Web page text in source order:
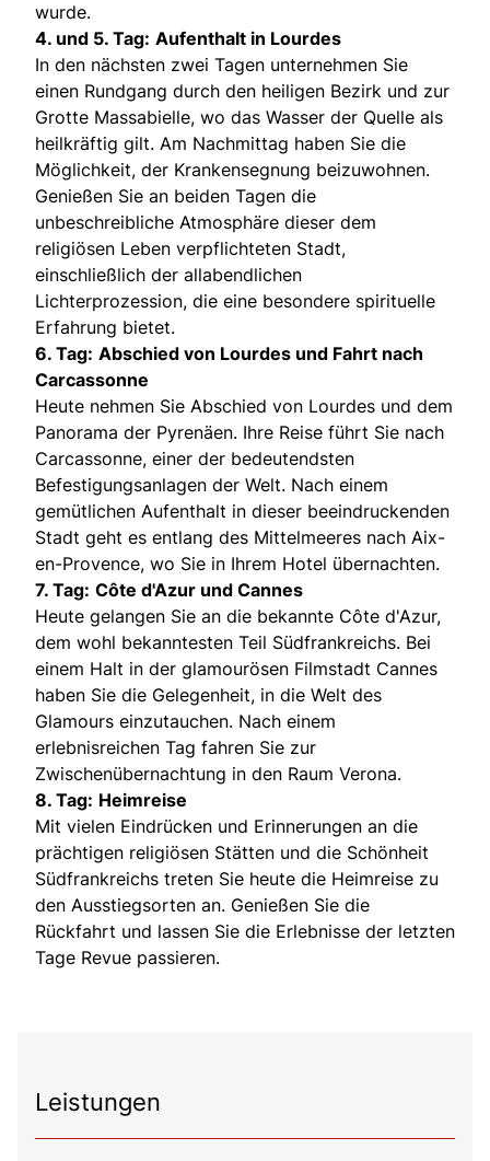
wurde.
4. und 5. Tag: Aufenthalt in Lourdes
In den nächsten zwei Tagen unternehmen Sie
einen Rundgang durch den heiligen Bezirk und zur
Grotte Massabielle, wo das Wasser der Quelle als
heilkräftig gilt. Am Nachmittag haben Sie die
Möglichkeit, der Krankensegnung beizuwohnen.
Genießen Sie an beiden Tagen die
unbeschreibliche Atmosphäre dieser dem
religiösen Leben verpflichteten Stadt,
einschließlich der allabendlichen
Lichterprozession, die eine besondere spirituelle
Erfahrung bietet.
6. Tag: Abschied von Lourdes und Fahrt nach
Carcassonne
Heute nehmen Sie Abschied von Lourdes und dem
Panorama der Pyrenäen. Ihre Reise führt Sie nach
Carcassonne, einer der bedeutendsten
Befestigungsanlagen der Welt. Nach einem
gemütlichen Aufenthalt in dieser beeindruckenden
Stadt geht es entlang des Mittelmeeres nach Aix-
en-Provence, wo Sie in Ihrem Hotel übernachten.
7. Tag: Côte d'Azur und Cannes
Heute gelangen Sie an die bekannte Côte d'Azur,
dem wohl bekanntesten Teil Südfrankreichs. Bei
einem Halt in der glamourösen Filmstadt Cannes
haben Sie die Gelegenheit, in die Welt des
Glamours einzutauchen. Nach einem
erlebnisreichen Tag fahren Sie zur
Zwischenübernachtung in den Raum Verona.
8. Tag: Heimreise
Mit vielen Eindrücken und Erinnerungen an die
prächtigen religiösen Stätten und die Schönheit
Südfrankreichs treten Sie heute die Heimreise zu
den Ausstiegsorten an. Genießen Sie die
Rückfahrt und lassen Sie die Erlebnisse der letzten
Tage Revue passieren.
Leistungen